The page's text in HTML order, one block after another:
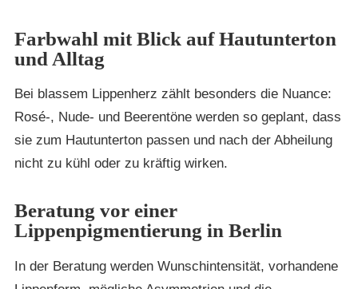
Farbwahl mit Blick auf Hautunterton
und Alltag
Bei blassem Lippenherz zählt besonders die Nuance:
Rosé-, Nude- und Beerentöne werden so geplant, dass
sie zum Hautunterton passen und nach der Abheilung
nicht zu kühl oder zu kräftig wirken.
Beratung vor einer
Lippenpigmentierung in Berlin
In der Beratung werden Wunschintensität, vorhandene